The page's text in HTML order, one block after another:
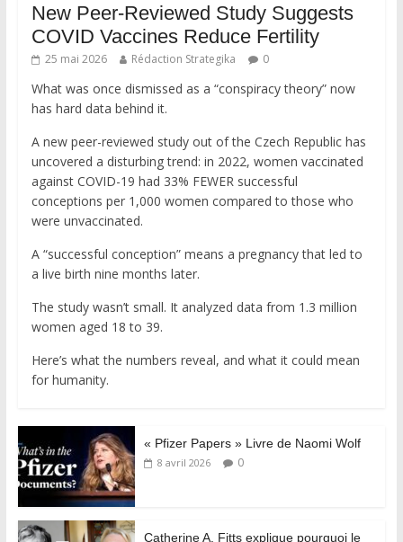
New Peer-Reviewed Study Suggests
COVID Vaccines Reduce Fertility
25 mai 2026 Rédaction Strategika 0
What was once dismissed as a “conspiracy theory” now
has hard data behind it.
A new peer-reviewed study out of the Czech Republic has
uncovered a disturbing trend: in 2022, women vaccinated
against COVID-19 had 33% FEWER successful
conceptions per 1,000 women compared to those who
were unvaccinated.
A “successful conception” means a pregnancy that led to
a live birth nine months later.
The study wasn’t small. It analyzed data from 1.3 million
women aged 18 to 39.
Here’s what the numbers reveal, and what it could mean
for humanity.
« Pfizer Papers » Livre de Naomi Wolf
8 avril 2026 0
Catherine A. Fitts explique pourquoi le